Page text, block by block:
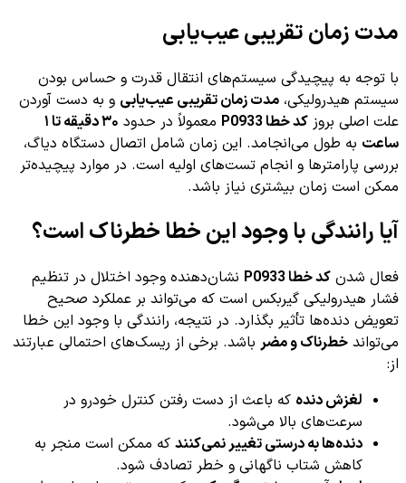
مدت زمان تقریبی عیب‌یابی
با توجه به پیچیدگی سیستم‌های انتقال قدرت و حساس بودن
سیستم هیدرولیکی، مدت زمان تقریبی عیب‌یابی و به دست آوردن
علت اصلی بروز کد خطا P0933 معمولاً در حدود
۳۰ دقیقه تا ۱
ساعت به طول می‌انجامد. این زمان شامل اتصال دستگاه دیاگ،
بررسی پارامترها و انجام تست‌های اولیه است. در موارد پیچیده‌تر
ممکن است زمان بیشتری نیاز باشد.
آیا رانندگی با وجود این خطا خطرناک است؟
فعال شدن کد خطا P0933
نشان‌دهنده وجود اختلال در تنظیم
فشار هیدرولیکی گیربکس است که می‌تواند بر عملکرد صحیح
تعویض دنده‌ها تأثیر بگذارد. در نتیجه، رانندگی با وجود این خطا
می‌تواند خطرناک و مضر باشد. برخی از ریسک‌های احتمالی عبارتند
از:
لغزش دنده که باعث از دست رفتن کنترل خودرو در
سرعت‌های بالا می‌شود.
دنده‌ها به درستی تغییر نمی‌کنند که ممکن است منجر به
کاهش شتاب ناگهانی و خطر تصادف شود.